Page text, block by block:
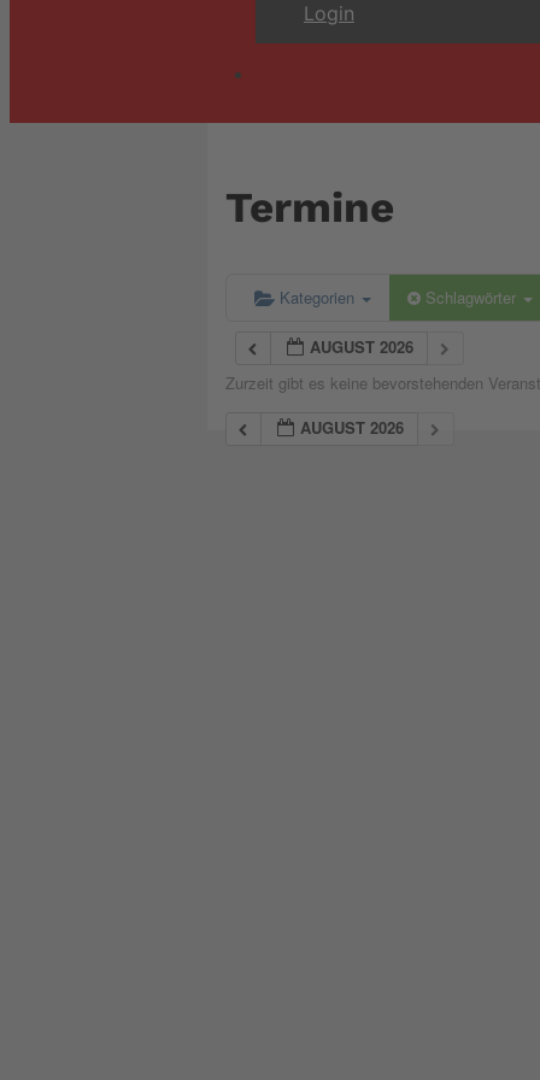
Login
Termine
Kategorien Schlagwörter
AUGUST 2026
Zurzeit gibt es keine bevorstehenden
AUGUST 2026